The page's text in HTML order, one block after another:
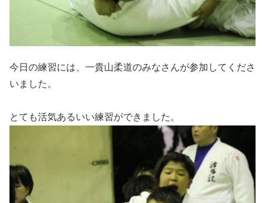
今日の練習には、一貴山柔道のみなさんが参加してくださ
いました。
とても活気あるいい練習ができました。